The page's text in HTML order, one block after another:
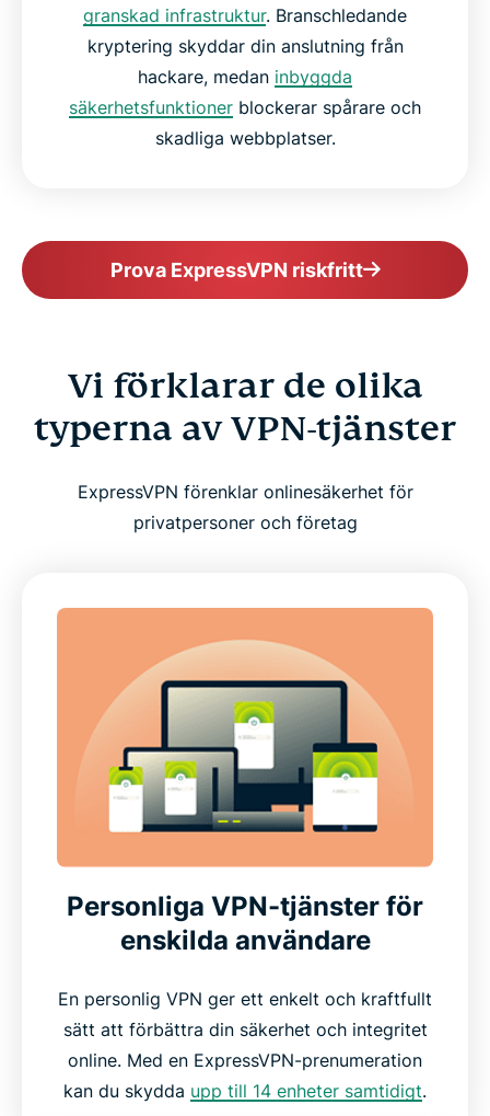
granskad infrastruktur. Branschledande
kryptering skyddar din anslutning från
hackare, medan inbyggda
säkerhetsfunktioner blockerar spårare och
skadliga webbplatser.
Prova ExpressVPN riskfritt
Vi förklarar de olika
typerna av VPN-tjänster
ExpressVPN förenklar onlinesäkerhet för
privatpersoner och företag
Personliga VPN-tjänster för
enskilda användare
En personlig VPN ger ett enkelt och kraftfullt
sätt att förbättra din säkerhet och integritet
online. Med en ExpressVPN-prenumeration
kan du skydda upp till 14 enheter samtidigt.